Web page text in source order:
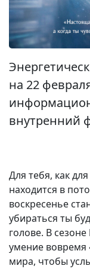
на 22
внутренний
Для тебя, как
находится в
воскресенье
убираться ты
голове. В
умение вовремя
мира, чтобы